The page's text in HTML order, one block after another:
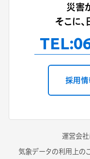
災害
そこに
TEL:
採用情
運営会
気象データの利用上の